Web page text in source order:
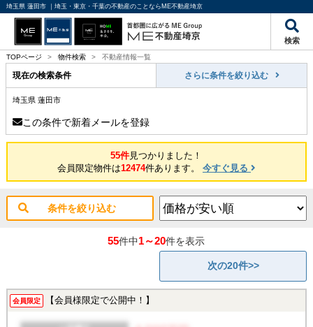
埼玉県 蓮田市 ｜埼玉・東京・千葉の不動産のことならME不動産埼京
検索
TOPページ > 物件検索 > 不動産情報一覧
現在の検索条件 さらに条件を絞り込む
埼玉県 蓮田市
この条件で新着メールを登録
55件見つかりました！
会員限定物件は12474件あります。 今すぐ見る
条件を絞り込む
55件中1～20件を表示
次の20件>>
会員限定 【会員様限定で公開中！】